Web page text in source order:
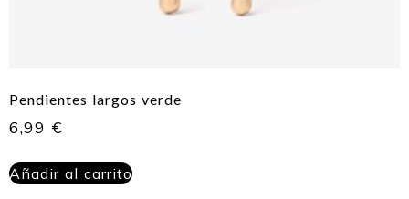
Pendientes largos verde
6,99 €
Añadir al carrito